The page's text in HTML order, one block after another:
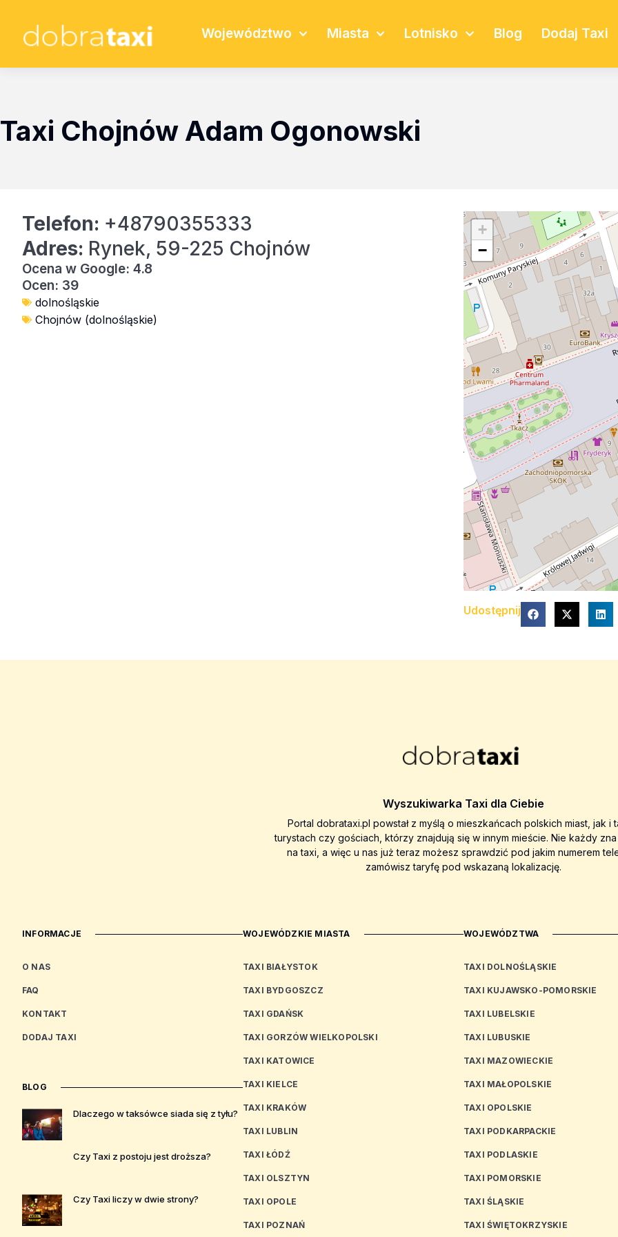
Województwo Miasta Lotnisko Blog Dodaj Taxi
Taxi Chojnów Adam Ogonowski
Telefon: +48790355333
Adres: Rynek, 59-225 Chojnów
Ocena w Google: 4.8
Ocen: 39
dolnośląskie
Chojnów (dolnośląskie)
+
−
Udostępnij
Wyszukiwarka Taxi dla Ciebie
Portal dobrataxi.pl powstał z myślą o mieszkańcach polskich miast, jak i
turystach czy gościach, którzy znajdują się w innym mieście. Nie każdy
na taxi, a więc u nas już teraz możesz sprawdzić pod jakim numerem
zamówisz taryfę pod wskazaną lokalizację.
INFORMACJE
O NAS
FAQ
KONTAKT
DODAJ TAXI
BLOG
Dlaczego w taksówce siada się z tyłu?
Czy Taxi z postoju jest droższa?
Czy Taxi liczy w dwie strony?
WOJEWÓDZKIE MIASTA
TAXI BIAŁYSTOK
TAXI BYDGOSZCZ
TAXI GDAŃSK
TAXI GORZÓW WIELKOPOLSKI
TAXI KATOWICE
TAXI KIELCE
TAXI KRAKÓW
TAXI LUBLIN
TAXI ŁÓDŹ
TAXI OLSZTYN
TAXI OPOLE
TAXI POZNAŃ
WOJEWÓDZTWA
TAXI DOLNOŚLĄSKIE
TAXI KUJAWSKO-POMORSKIE
TAXI LUBELSKIE
TAXI LUBUSKIE
TAXI MAZOWIECKIE
TAXI MAŁOPOLSKIE
TAXI OPOLSKIE
TAXI PODKARPACKIE
TAXI PODLASKIE
TAXI POMORSKIE
TAXI ŚLĄSKIE
TAXI ŚWIĘTOKRZYSKIE